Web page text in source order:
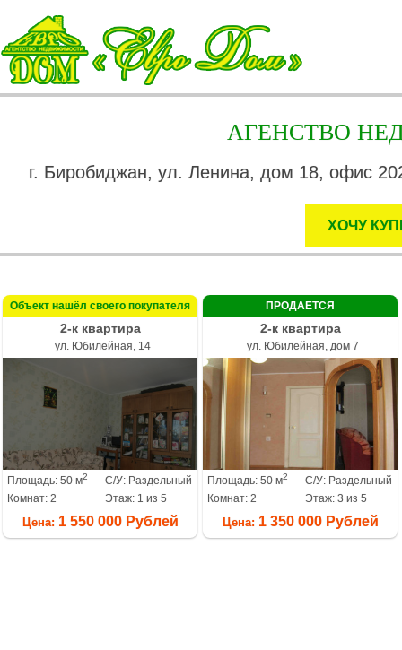
АГЕНСТВО
г. Биробиджан, ул. Ленина, дом 18, офис
ХОЧУ
Объект нашёл своего покупателя
2-к квартира
ул. Юбилейная, 14
Площадь: 50 м2
С/У: Раздельный
Комнат: 2
Этаж: 1 из 5
Цена:1 550 000 Рублей
ПРОДАЕТСЯ
2-к квартира
ул. Юбилейная, дом 7
Площадь: 50 м2
С/У: Раздельный
Комнат: 2
Этаж: 3 из 5
Цена:1 350 000 Рублей